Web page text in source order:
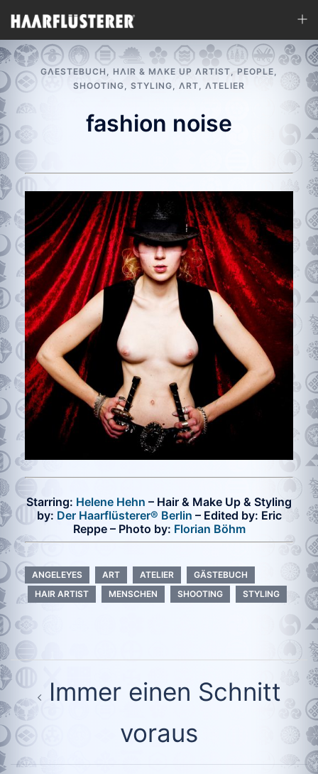
Inhalt
springen
GΛESTEBUCH , HΛIR & MΛKE UP ΛRTIST, PEOPLE,
SHOOTING, STYLING, ΛRT, ΛTELIER
fashion noise
Starring: Helene Hehn – Hair & Make Up & Styling
by: Der Haarflüsterer® Berlin – Edited by: Eric
Reppe – Photo by: Florian Böhm
ANGELEYES ART ATELIER
GÄSTEBUCH
HAIR ARTIST
MENSCHEN SHOOTING STYLING
Beitragsnavigation
Immer einen Schnitt
voraus